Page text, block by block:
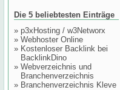
Die 5 beliebtesten Einträge
» p3xHosting / w3Networx
» Webhoster Online
» Kostenloser Backlink bei
BacklinkDino
» Webverzeichnis und
Branchenverzeichnis
» Branchenverzeichnis Kleve